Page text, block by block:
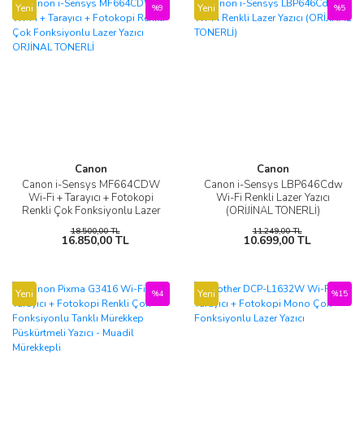
Yeni
Canon
Canon i-Sensys MF664CDW
Wi-Fi + Tarayıcı + Fotokopi
Renkli Çok Fonksiyonlu Lazer
%9
18.500,00 TL
16.850,00 TL
Yeni
Canon
Canon i-Sensys LBP646Cdw
Wi-Fi Renkli Lazer Yazıcı
(ORİJİNAL TONERLİ)
%5
11.249,00 TL
10.699,00 TL
Yeni %4 Yeni %15